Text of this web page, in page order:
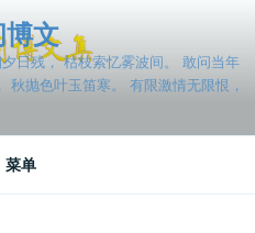
文
日残， 枯枝索忆雾波间。 敢问当年
抛色叶玉笛寒。 有限激情无限恨，
菜单